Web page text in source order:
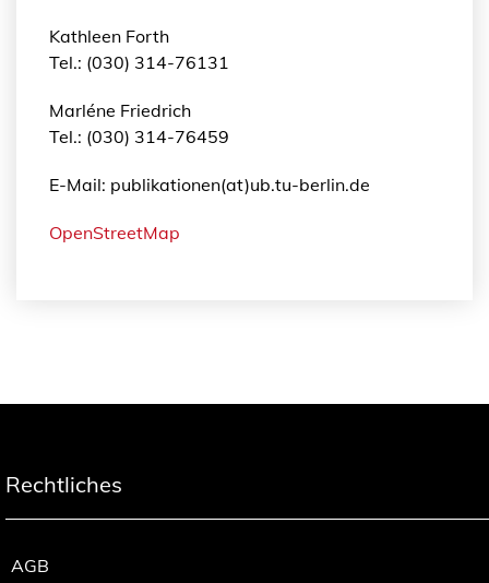
Kathleen Forth
Tel.: (030) 314-76131
Marléne Friedrich
Tel.: (030) 314-76459
E-Mail: publikationen(at)ub.tu-berlin.de
OpenStreetMap
Rechtliches
AGB